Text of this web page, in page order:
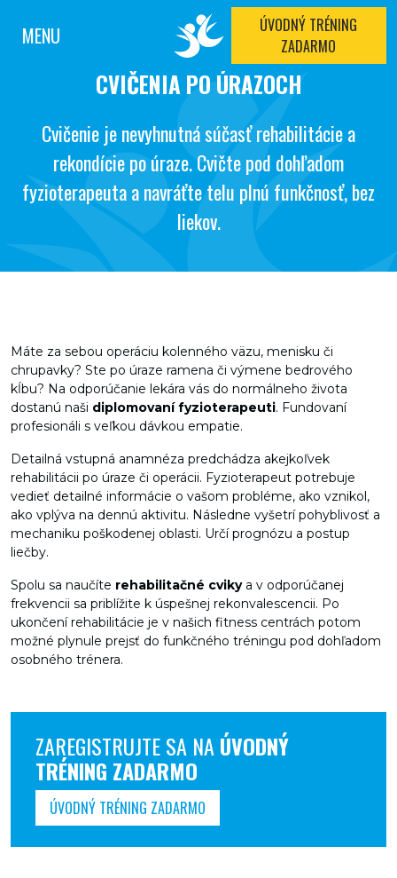
MENU
ÚVODNÝ TRÉNING
ZADARMO
CVIČENIA PO ÚRAZOCH
Cvičenie je nevyhnutná súčasť rehabilitácie a
rekondície po úraze. Cvičte pod dohľadom
fyzioterapeuta a navráťte telu plnú funkčnosť, bez
liekov.
Máte za sebou operáciu kolenného väzu, menisku či
chrupavky? Ste po úraze ramena či výmene bedrového
kĺbu? Na odporúčanie lekára vás do normálneho života
dostanú naši diplomovaní fyzioterapeuti. Fundovaní
profesionáli s veľkou dávkou empatie.
Detailná vstupná anamnéza predchádza akejkoľvek
rehabilitácii po úraze či operácii. Fyzioterapeut potrebuje
vedieť detailné informácie o vašom probléme, ako vznikol,
ako vplýva na dennú aktivitu. Následne vyšetrí pohyblivosť a
mechaniku poškodenej oblasti. Určí prognózu a postup
liečby.
Spolu sa naučíte rehabilitačné cvikya v odporúčanej
frekvencii sa priblížite k úspešnej rekonvalescencii. Po
ukončení rehabilitácie je v našich fitness centrách potom
možné plynule prejsť do funkčného tréningu pod dohľadom
osobného trénera.
ZAREGISTRUJTE SA NA ÚVODNÝ
TRÉNING ZADARMO
ÚVODNÝ TRÉNING ZADARMO